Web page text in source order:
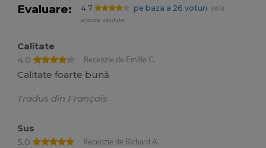
Evaluare: 4.7 pe baza a 26 voturi
3878
articole vândute
Calitate
4.0
Recenzie de Emilie C.
Calitate foarte bună
Tradus din Français
Sus
5.0
Recenzie de Richard A.